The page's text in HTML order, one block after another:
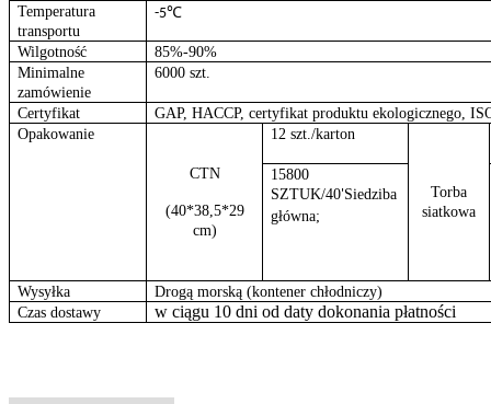
Temperatura
transportu
-5℃
Wilgotność
85%-90%
Minimalne
zamówienie
6000 szt.
Certyfikat
GAP, HACCP, certyfikat produktu ekologicznego,
Opakowanie
CTN
(40*38,5*29
cm)
12 szt./karton
Torba
siatkowa
15800
SZTUK/40'Siedziba
główna;
Wysyłka
Drogą morską (kontener chłodniczy)
Czas dostawy
w ciągu 10 dni od daty dokonania płatności